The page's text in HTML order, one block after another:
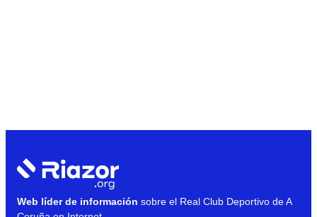
Web líder de información sobre el Real Club Deportivo de A